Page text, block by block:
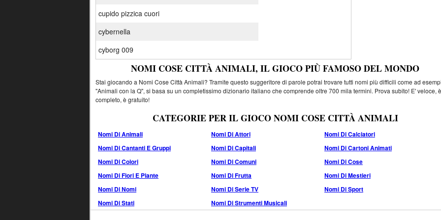
cupido pizzica cuori
cybernella
cyborg 009
NOMI COSE CITTÀ ANIMALI, IL GIOCO PIÙ FAMOSO DEL MONDO
Stai giocando a Nomi Cose Città Animali? Tramite questo suggeritore di parole potrai trovare tutti nomi più difficili come ad
"Animali con la Q", si basa su un completissimo dizionario italiano che comprende oltre 700 mila termini. Prova subito! E' veloce, è
completo, è gratuito!
CATEGORIE PER IL GIOCO NOMI COSE CITTÀ ANIMALI
Nomi Di Animali Nomi Di Attori
Nomi Di Calciatori
Nomi Di Cantanti E Gruppi
Nomi Di Capitali
Nomi Di Cartoni Animati
Nomi Di Colori
Nomi Di Comuni
Nomi Di Cose
Nomi Di Fiori E Piante
Nomi Di Frutta
Nomi Di Mestieri
Nomi Di Nomi
Nomi Di Serie TV
Nomi Di Sport
Nomi Di Stati
Nomi Di Strumenti Musicali